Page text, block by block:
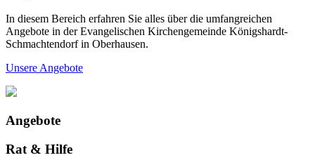
In diesem Bereich erfahren Sie alles über die umfangreichen
Angebote in der Evangelischen Kirchengemeinde Königshardt-
Schmachtendorf in Oberhausen.
Unsere Angebote
Angebote
Rat & Hilfe